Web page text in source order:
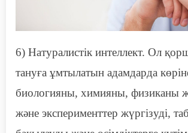
6) Натуралистік интеллект. Ол
тануға ұмтылатын адамдарда
биологияны, химияны, физиканы
және эксперименттер жүргізуді,